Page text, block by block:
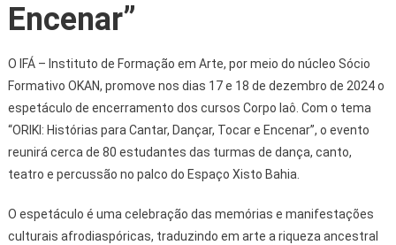
Encenar”
O IFÁ – Instituto de Formação em Arte, por meio do núcleo Sócio
Formativo OKAN, promove nos dias 17 e 18 de dezembro de 2024 o
espetáculo de encerramento dos cursos Corpo Iaô. Com o tema
“ORIKI: Histórias para Cantar, Dançar, Tocar e Encenar”, o evento
reunirá cerca de 80 estudantes das turmas de dança, canto,
teatro e percussão no palco do Espaço Xisto Bahia.
O espetáculo é uma celebração das memórias e manifestações
culturais afrodiaspóricas, traduzindo em arte a riqueza ancestral